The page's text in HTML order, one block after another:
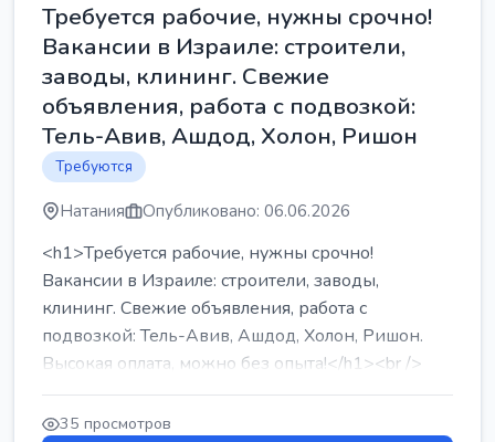
Требуется рабочие, нужны срочно!
Вакансии в Израиле: строители,
заводы, клининг. Свежие
объявления, работа с подвозкой:
Тель-Авив, Ашдод, Холон, Ришон
Требуются
Натания Опубликовано: 06.06.2026
<h1>Требуется рабочие, нужны срочно!
Вакансии в Израиле: строители, заводы,
клининг. Свежие объявления, работа с
подвозкой: Тель-Авив, Ашдод, Холон, Ришон.
Высокая оплата, можно без опыта!</h1><br />
...
35 просмотров